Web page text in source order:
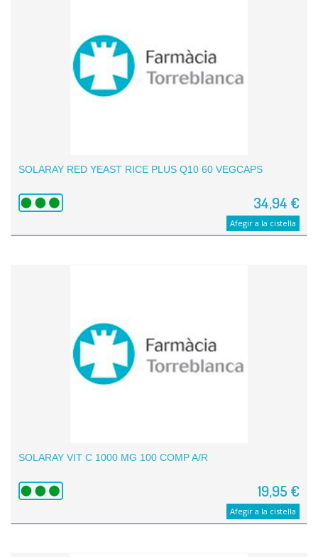
SOLARAY RED YEAST RICE PLUS Q10 60 VEGCAPS
34,94 €
Afegir a la cistella
SOLARAY VIT C 1000 MG 100 COMP A/R
19,95 €
Afegir a la cistella